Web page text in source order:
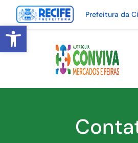
Abrir a barra de ferramentas
Prefeitura da